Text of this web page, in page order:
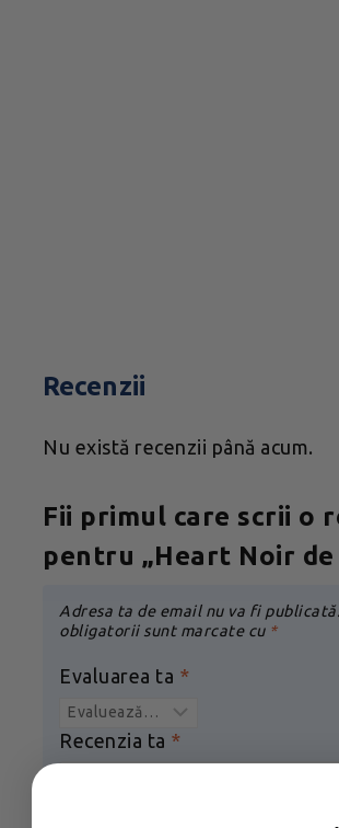
Recenzii
Nu există recenzii până acum.
Fii primul care scrii o
pentru „Heart Noir de
Adresa ta de email nu va fi publicată.
obligatorii sunt marcate cu *
Evaluarea ta *
Recenzia ta *